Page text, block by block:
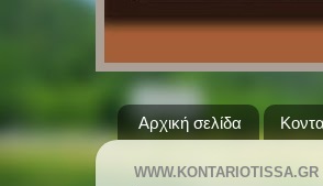
Αρχική σελίδα
WWW.KONTARIOTISSA.GR